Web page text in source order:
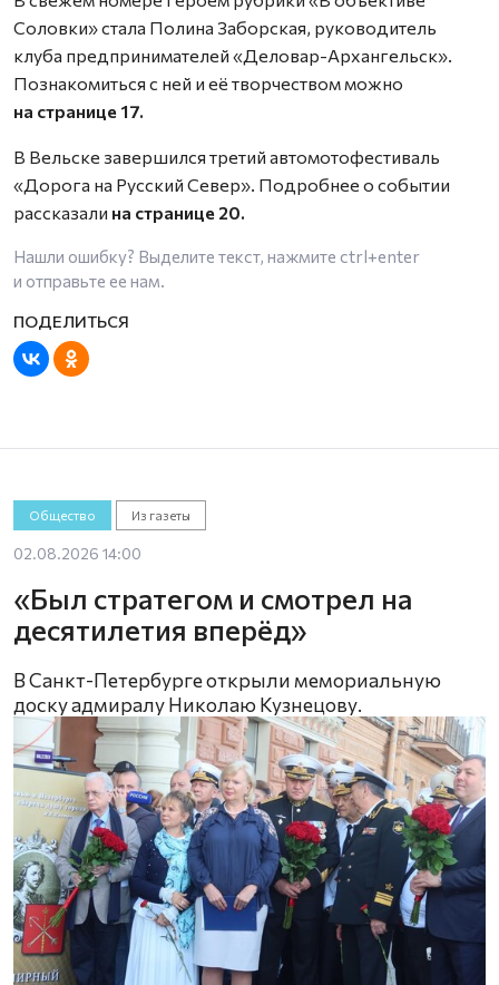
Соловки» стала Полина Заборская, руководитель
клуба предпринимателей «Деловар-Архангельск».
Познакомиться с ней и её творчеством можно
на странице 17.
В Вельске завершился третий автомотофестиваль
«Дорога на Русский Север». Подробнее о событии
рассказали на странице 20.
Нашли ошибку? Выделите текст, нажмите ctrl+enter
и отправьте ее нам.
Общество Из газеты
02.08.2026 14:00
«Был стратегом и смотрел на
десятилетия вперёд»
В Санкт-Петербурге открыли мемориальную
доску адмиралу Николаю Кузнецову.